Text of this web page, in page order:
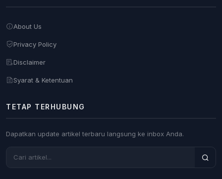
About Us
Privacy Policy
Disclaimer
Syarat & Ketentuan
TETAP TERHUBUNG
Dapatkan update artikel terbaru langsung ke inbox Anda.